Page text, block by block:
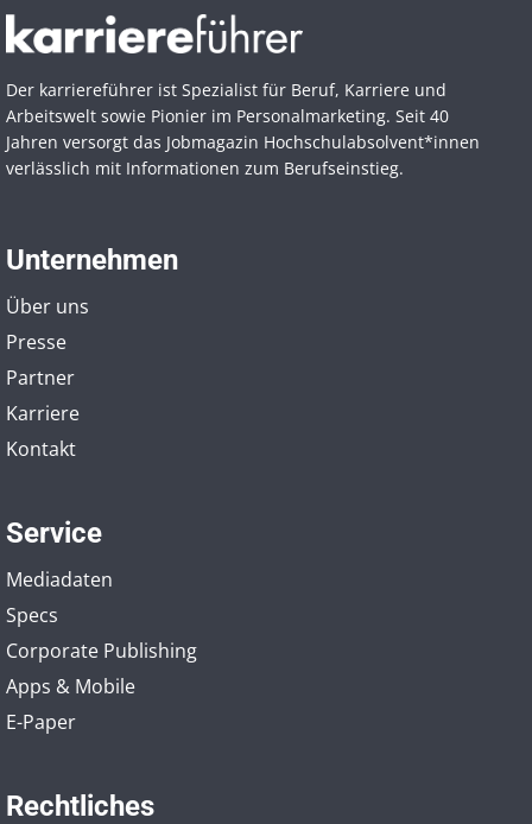
Der karriereführer ist Spezialist für Beruf, Karriere und
Arbeitswelt sowie Pionier im Personal­marketing. Seit 40
Jahren versorgt das Jobmagazin Hochschul­absolvent*innen
verlässlich mit Informationen zum Berufseinstieg.
Unternehmen
Über uns
Presse
Partner
Karriere
Kontakt
Service
Mediadaten
Specs
Corporate Publishing
Apps & Mobile
E-Paper
Rechtliches